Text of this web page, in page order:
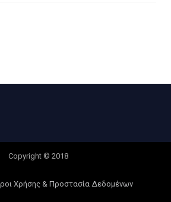
Copyright © 2018
Χρήσης & Προστασία Δεδομένων